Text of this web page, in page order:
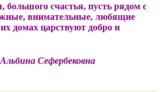
большого счастья, пусть рядом с
внимательные, любящие
домах царствуют добро и
Сефербековна